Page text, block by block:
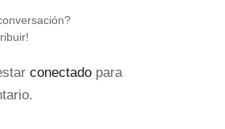
conectadopara